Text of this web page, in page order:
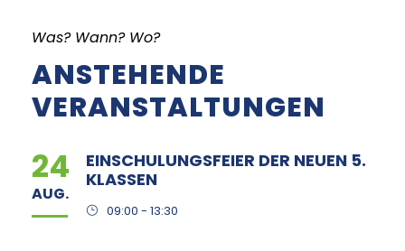
Was? Wann? Wo?
ANSTEHENDE
VERANSTALTUNGEN
24
AUG.
EINSCHULUNGSFEIER DER NEUEN 5.
KLASSEN
09:00 - 13:30